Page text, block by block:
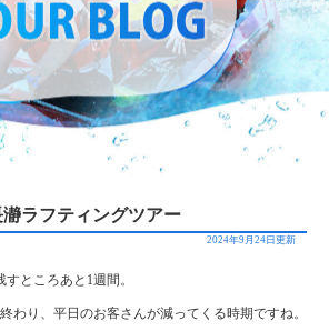
瀞ラフティングツアー
2024年9月24日更新
ところあと1週間。
わり、平日のお客さんが減ってくる時期ですね。